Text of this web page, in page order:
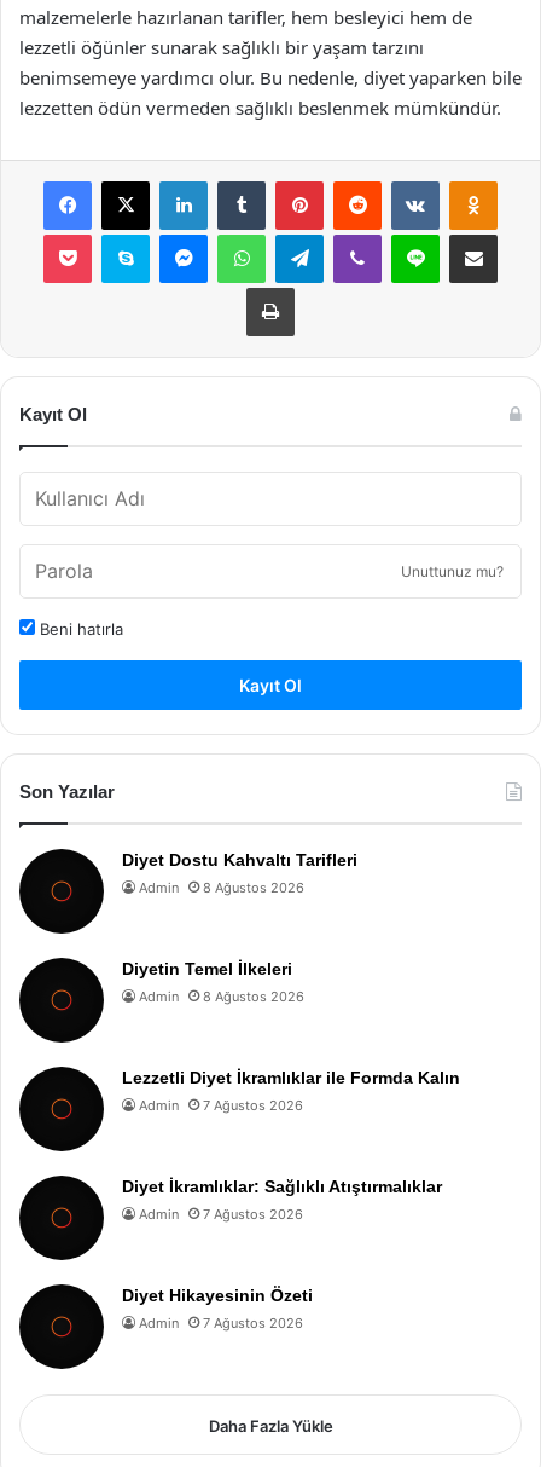
malzemelerle hazırlanan tarifler, hem besleyici hem de
lezzetli öğünler sunarak sağlıklı bir yaşam tarzını
benimsemeye yardımcı olur. Bu nedenle, diyet yaparken bile
lezzetten ödün vermeden sağlıklı beslenmek mümkündür.
Facebook
X LinkedInTumblr PinterestReddit VKontakte
Pocket Skype MessengerWhatsAppTelegramViber Line E-Posta ile
Yazdır
Kayıt Ol
Unuttunuz mu?
Beni hatırla
Kayıt Ol
Son Yazılar
Diyet Dostu Kahvaltı Tarifleri
Admin 8 Ağustos 2026
Diyetin Temel İlkeleri
Admin 8 Ağustos 2026
Lezzetli Diyet İkramlıklar ile Formda Kalın
Admin 7 Ağustos 2026
Diyet İkramlıklar: Sağlıklı Atıştırmalıklar
Admin 7 Ağustos 2026
Diyet Hikayesinin Özeti
Admin 7 Ağustos 2026
Daha Fazla Yükle